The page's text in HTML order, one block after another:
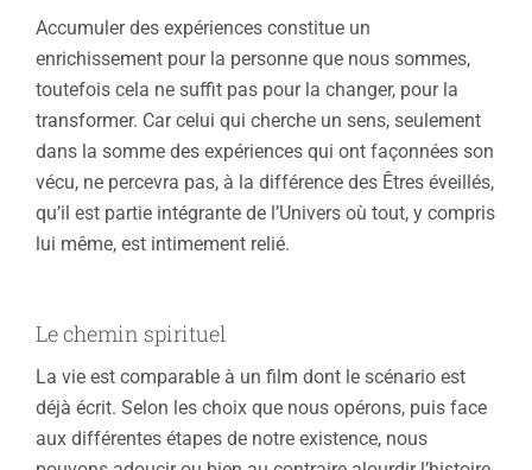
Accumuler des expériences constitue un
enrichissement pour la personne que nous sommes,
toutefois cela ne suffit pas pour la changer, pour la
transformer. Car celui qui cherche un sens, seulement
dans la somme des expériences qui ont façonnées son
vécu, ne percevra pas, à la différence des Êtres éveillés,
qu’il est partie intégrante de l’Univers où tout, y compris
lui même, est intimement relié.
Le chemin spirituel
La vie est comparable à un film dont le scénario est
déjà écrit. Selon les choix que nous opérons, puis face
aux différentes étapes de notre existence, nous